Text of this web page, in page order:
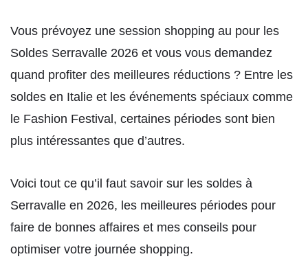
Vous prévoyez une session shopping au pour les
Soldes Serravalle 2026 et vous vous demandez
quand profiter des meilleures réductions ? Entre les
soldes en Italie et les événements spéciaux comme
le Fashion Festival, certaines périodes sont bien
plus intéressantes que d’autres.
Voici tout ce qu’il faut savoir sur les soldes à
Serravalle en 2026, les meilleures périodes pour
faire de bonnes affaires et mes conseils pour
optimiser votre journée shopping.